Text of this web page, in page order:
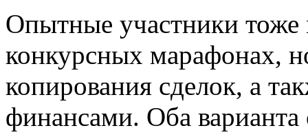
Опытные участники тоже
конкурсных марафонах,
копирования сделок, а
финансами. Оба